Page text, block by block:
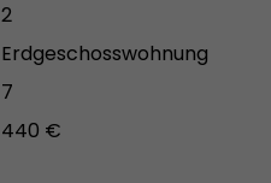
2
Erdgeschosswohnung
7
440 €